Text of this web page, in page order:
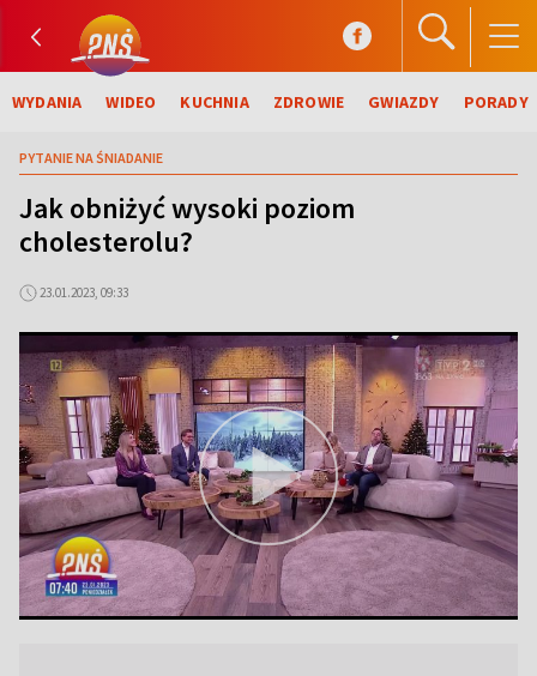
WYDANIA WIDEO KUCHNIA ZDROWIE GWIAZDY PORADY
PYTANIE NA ŚNIADANIE
Jak obniżyć wysoki poziom
cholesterolu?
23.01.2023, 09:33